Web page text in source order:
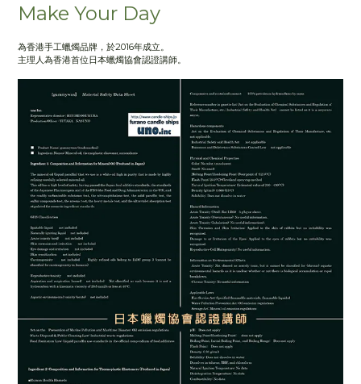
Make Your Day
為香港手工蠟燭品牌，於2016年成立。
主理人為香港首位日本蠟燭協會認證講師。